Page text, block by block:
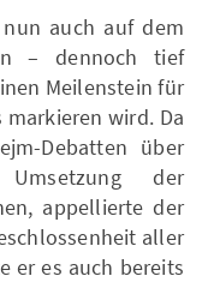
auch auf dem
– dennoch tief
Meilenstein für
wird. Da
Debatten über
der
appellierte der
aller
er es auch bereits